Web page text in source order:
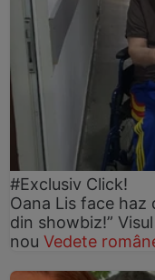
#Exclusiv Click!
Oana Lis face haz
din showbiz!”
nou Vedete